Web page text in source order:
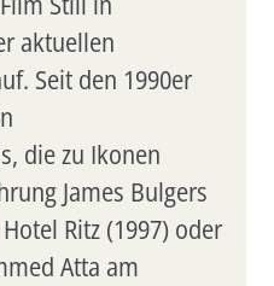
aktuellen
Seit den 1990er
die zu Ikonen
James Bulgers
Ritz (1997) oder
Atta am